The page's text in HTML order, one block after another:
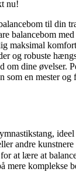
nu!
til din
balancebom med
maksimal
og robuste
om dine øvelser.
som en mester og
ideel
andre kunstnere
at lære at
mere komplekse